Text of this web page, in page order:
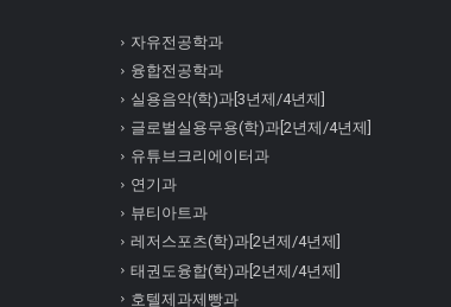
자유전공학과
융합전공학과
실용음악(학)과[3년제/4년제]
글로벌실용무용(학)과[2년제/4년제]
유튜브크리에이터과
연기과
뷰티아트과
레저스포츠(학)과[2년제/4년제]
태권도융합(학)과[2년제/4년제]
호텔제과제빵과